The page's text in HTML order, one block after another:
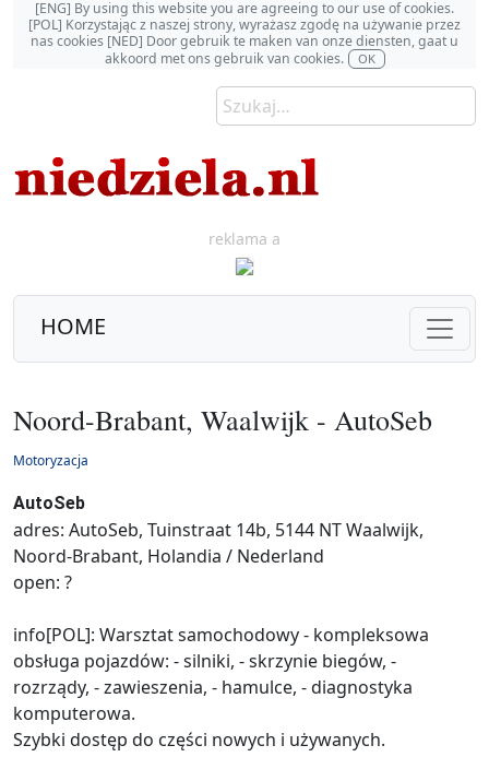
[ENG] By using this website you are agreeing to our use of cookies.
[POL] Korzystając z naszej strony, wyrażasz zgodę na używanie przez
nas cookies [NED] Door gebruik te maken van onze diensten, gaat u
akkoord met ons gebruik van cookies.
OK
reklama a
HOME
Noord-Brabant, Waalwijk - AutoSeb
Motoryzacja
AutoSeb
adres: AutoSeb, Tuinstraat 14b, 5144 NT Waalwijk,
Noord-Brabant, Holandia / Nederland
open: ?
info[POL]: Warsztat samochodowy - kompleksowa
obsługa pojazdów: - silniki, - skrzynie biegów, -
rozrządy, - zawieszenia, - hamulce, - diagnostyka
komputerowa.
Szybki dostęp do części nowych i używanych.